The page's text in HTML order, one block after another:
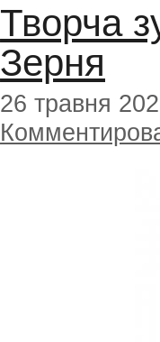
Творча
Зерня
26 травня